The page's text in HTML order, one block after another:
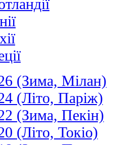
(Зима, Мілан)
(Літо, Паріж)
(Зима, Пекін)
(Літо, Токіо)